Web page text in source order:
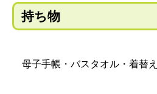
持ち物
母子手帳・バスタオル・着替